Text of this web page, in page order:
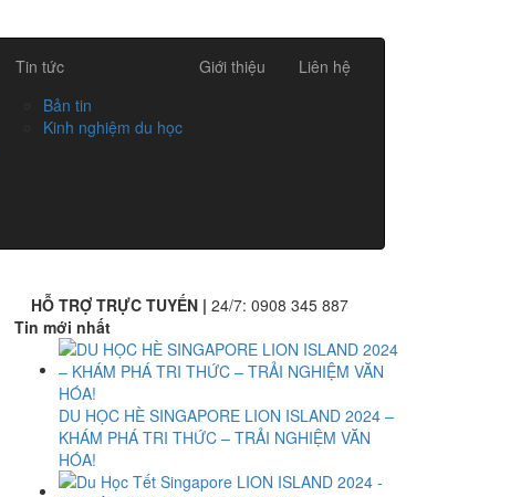
Tin tức
Bản tin
Kinh nghiệm du học
Giới thiệu Liên hệ
HỖ TRỢ TRỰC TUYẾN | 24/7: 0908 345 887
Tin mới nhất
DU HỌC HÈ SINGAPORE LION ISLAND 2024 –
KHÁM PHÁ TRI THỨC – TRẢI NGHIỆM VĂN
HÓA!